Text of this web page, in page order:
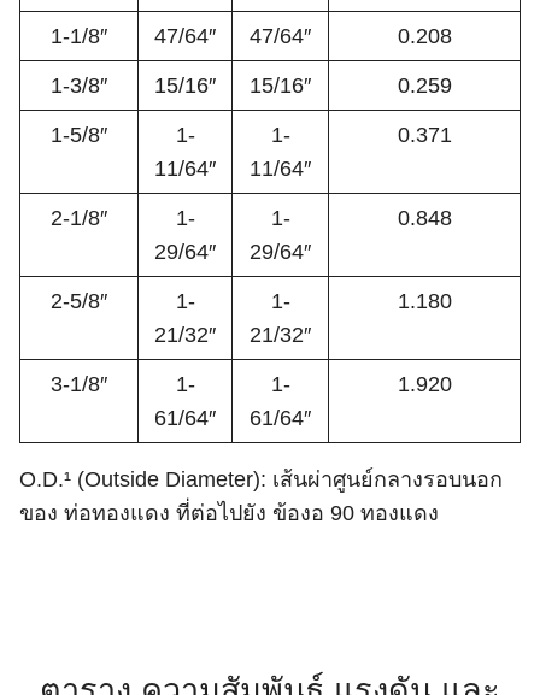
1-1/8″ 47/64″ 47/64″ 0.208
1-3/8″ 15/16″ 15/16″ 0.259
1-5/8″
1-
11/64″
1-
11/64″
0.371
2-1/8″
1-
29/64″
1-
29/64″
0.848
2-5/8″
1-
21/32″
1-
21/32″
1.180
3-1/8″
1-
61/64″
1-
61/64″
1.920
O.D.¹ (Outside Diameter): เส้นผ่าศูนย์กลางรอบนอก
ของ ท่อทองแดง ที่ต่อไปยัง ข้องอ 90 ทองแดง